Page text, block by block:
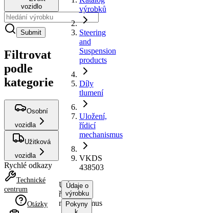
vozidlo
Submit
Filtrovat
podle
kategorie
Osobní
vozidla
Užitková
vozidla
Rychlé odkazy
Technické
centrum
Otázky
výrobků
Steering
and
Suspension
products
Díly
tlumení
Uložení,
řídicí
mechanismus
VKDS
438503
Uložení,
řídicí
mechanismus
Údaje o
výrobku
Pokyny